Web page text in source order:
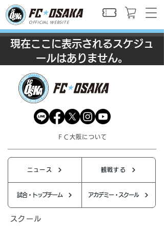
OFFICIAL WEBSITE
現在ここに表示されるスケジュ
ールはありません。
ＦＣ大阪について
ニュース 観戦する
試合・トップチーム アカデミー・スクール
スクール